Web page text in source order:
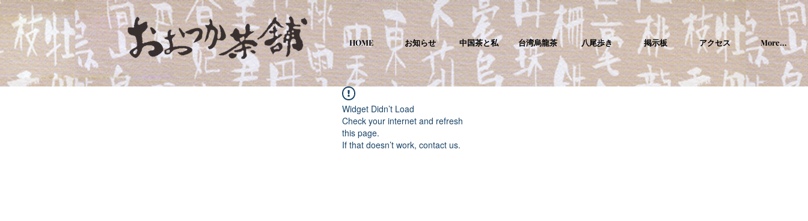
HOME お知らせ 中国茶と私 台湾烏龍茶 八尾歩き 掲示板 アクセス More...
Widget Didn’t Load
Check your internet and refresh
this page.
If that doesn’t work, contact us.